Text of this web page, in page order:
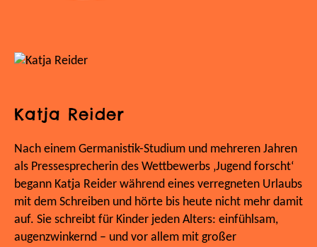
Katja Reider
Nach einem Germanistik-Studium und mehreren Jahren
als Pressesprecherin des Wettbewerbs ‚Jugend forscht‘
begann Katja Reider während eines verregneten Urlaubs
mit dem Schreiben und hörte bis heute nicht mehr damit
auf. Sie schreibt für Kinder jeden Alters: einfühlsam,
augenzwinkernd – und vor allem mit großer